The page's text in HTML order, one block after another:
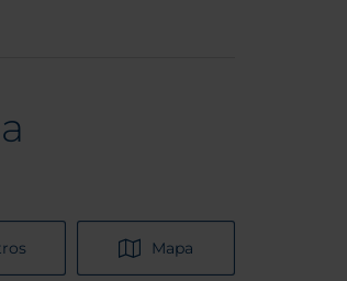
Mapa